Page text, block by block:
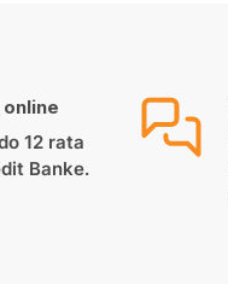
12 rata
Banke.